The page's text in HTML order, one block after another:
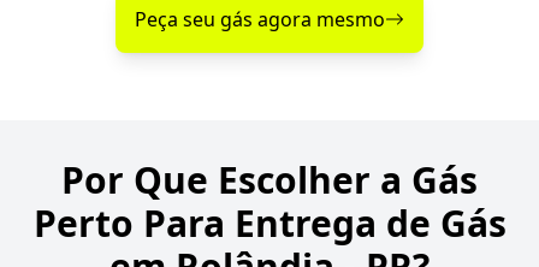
Peça seu gás agora mesmo
Por Que Escolher a Gás
Perto Para Entrega de Gás